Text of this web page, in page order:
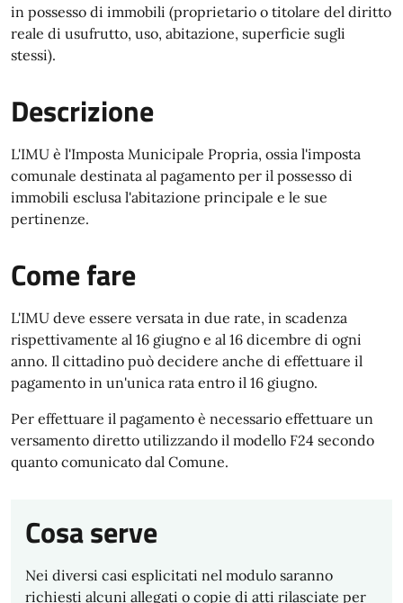
in possesso di immobili (proprietario o titolare del diritto
reale di usufrutto, uso, abitazione, superficie sugli
stessi).
Descrizione
L'IMU è l'Imposta Municipale Propria, ossia l'imposta
comunale destinata al pagamento per il possesso di
immobili esclusa l'abitazione principale e le sue
pertinenze.
Come fare
L'IMU deve essere versata in due rate, in scadenza
rispettivamente al 16 giugno e al 16 dicembre di ogni
anno. Il cittadino può decidere anche di effettuare il
pagamento in un'unica rata entro il 16 giugno.
Per effettuare il pagamento è necessario effettuare un
versamento diretto utilizzando il modello F24 secondo
quanto comunicato dal Comune.
Cosa serve
Nei diversi casi esplicitati nel modulo saranno
richiesti alcuni allegati o copie di atti rilasciate per